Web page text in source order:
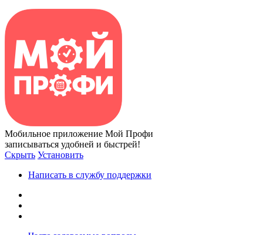
Мобильное приложение Мой Профи
записываться удобней и быстрей!
Скрыть Установить
Написать в службу поддержки